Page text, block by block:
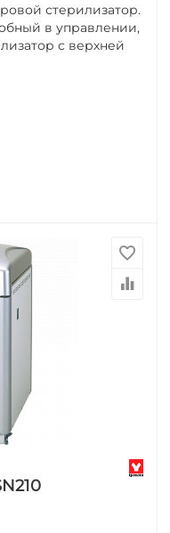
стерилизатор.
в управлении,
с верхней